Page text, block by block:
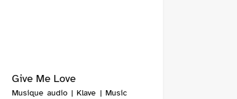
Give Me Love
Musique audio | Klave | Music